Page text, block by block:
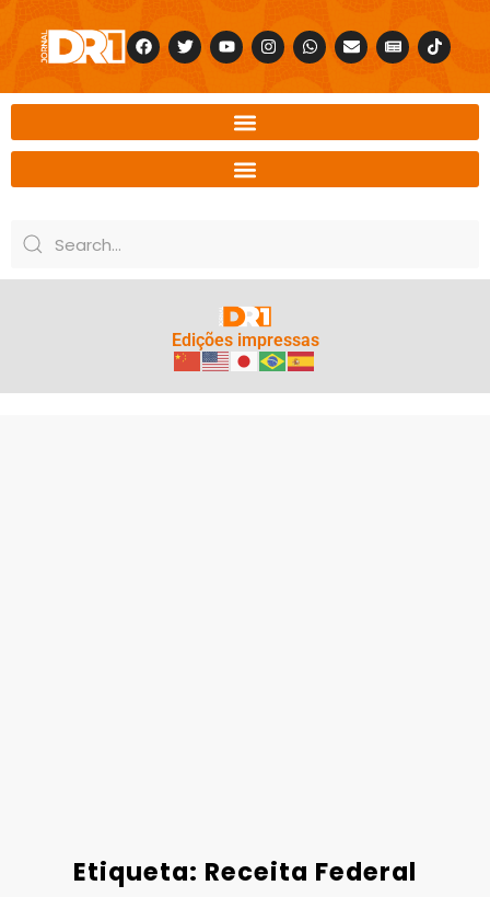
Edições impressas
Etiqueta: Receita Federal